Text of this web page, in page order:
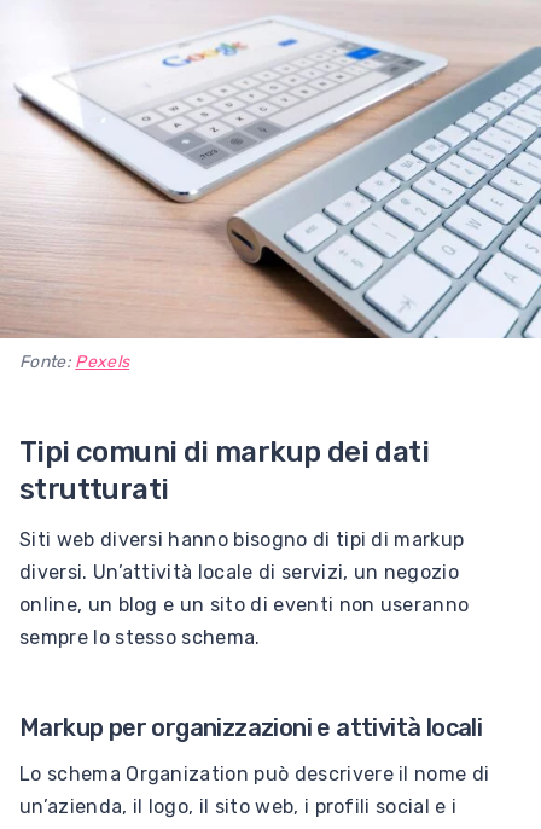
Fonte: Pexels
Tipi comuni di markup dei dati
strutturati
Siti web diversi hanno bisogno di tipi di markup
diversi. Un’attività locale di servizi, un negozio
online, un blog e un sito di eventi non useranno
sempre lo stesso schema.
Markup per organizzazioni e attività locali
Lo schema Organization può descrivere il nome di
un’azienda, il logo, il sito web, i profili social e i